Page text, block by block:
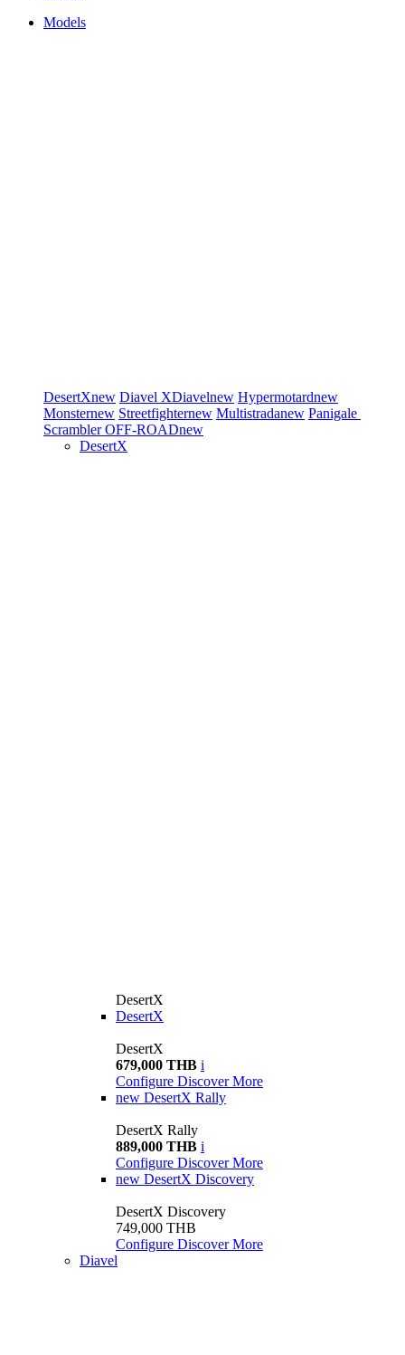
Models
DesertXnew Diavel XDiavelnew Hypermotardnew
Monsternew Streetfighternew Multistradanew Panigale
ScramblerOFF-ROADnew
DesertX
DesertX
DesertX
DesertX
679,000 THB i
Configure Discover More
new DesertX Rally
DesertX Rally
889,000 THB i
Configure Discover More
new DesertX Discovery
DesertX Discovery
749,000 THB
Configure Discover More
Diavel